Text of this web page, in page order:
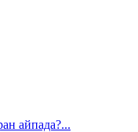
айпада?...